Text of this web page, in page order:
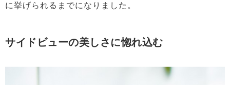
に挙げられるまでになりました。
サイドビューの美しさに惚れ込む